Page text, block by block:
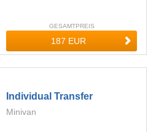
GESAMTPREIS
Individual Transfer
Minivan